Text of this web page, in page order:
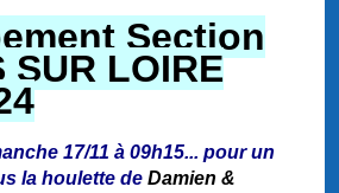
Section
SUR LOIRE
17/11 à 09h15... pour un
la houlette de Damien &